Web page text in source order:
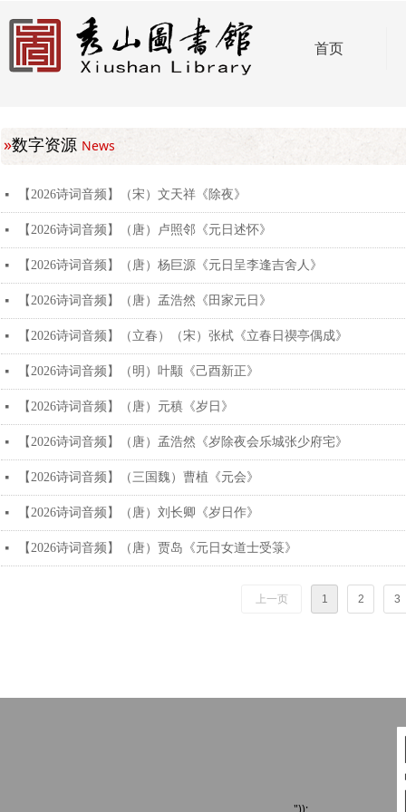
首页
»数字资源 News
넷 【2026诗词音频】（宋）文天祥《除夜》
넷 【2026诗词音频】（唐）卢照邻《元日述怀》
넷 【2026诗词音频】（唐）杨巨源《元日呈李逢吉舍人》
넷 【2026诗词音频】（唐）孟浩然《田家元日》
넷 【2026诗词音频】（立春）（宋）张栻《立春日禊亭偶成》
넷 【2026诗词音频】（明）叶颙《己酉新正》
넷 【2026诗词音频】（唐）元稹《岁日》
넷 【2026诗词音频】（唐）孟浩然《岁除夜会乐城张少府宅》
넷 【2026诗词音频】（三国魏）曹植《元会》
넷 【2026诗词音频】（唐）刘长卿《岁日作》
넷 【2026诗词音频】（唐）贾岛《元日女道士受箓》
上一页 1 2 3
"));